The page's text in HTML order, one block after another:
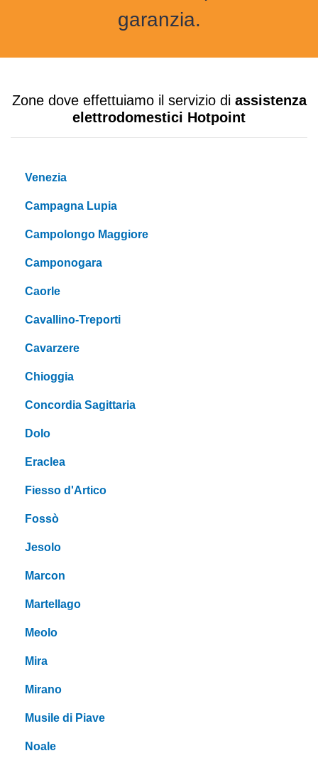
garanzia.
Zone dove effettuiamo il servizio di assistenza
elettrodomestici Hotpoint
Venezia
Campagna Lupia
Campolongo Maggiore
Camponogara
Caorle
Cavallino-Treporti
Cavarzere
Chioggia
Concordia Sagittaria
Dolo
Eraclea
Fiesso d'Artico
Fossò
Jesolo
Marcon
Martellago
Meolo
Mira
Mirano
Musile di Piave
Noale